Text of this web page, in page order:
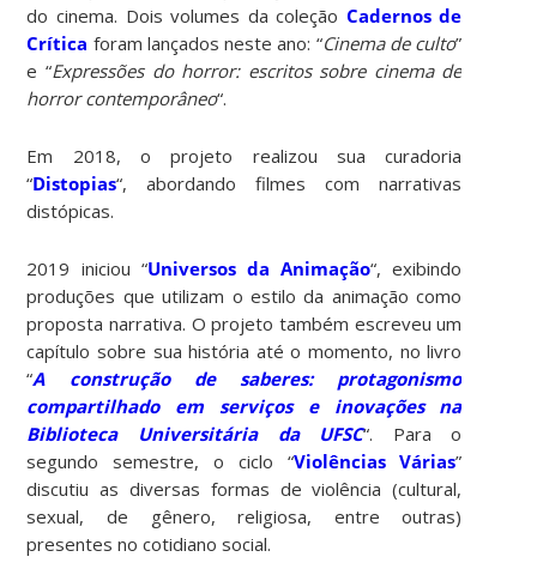
do cinema. Dois volumes da coleção Cadernos de
Crítica foram lançados neste ano: “Cinema de culto”
e “Expressões do horror: escritos sobre cinema de
horror contemporâneo“.
Em 2018, o projeto realizou sua curadoria
“Distopias“, abordando filmes com narrativas
distópicas.
2019 iniciou “Universos da Animação“, exibindo
produções que utilizam o estilo da animação como
proposta narrativa. O projeto também escreveu um
capítulo sobre sua história até o momento, no livro
“A construção de saberes: protagonismo
compartilhado em serviços e inovações na
Biblioteca Universitária da UFSC“. Para o
segundo semestre, o ciclo “Violências Várias”
discutiu as diversas formas de violência (cultural,
sexual, de gênero, religiosa, entre outras)
presentes no cotidiano social.